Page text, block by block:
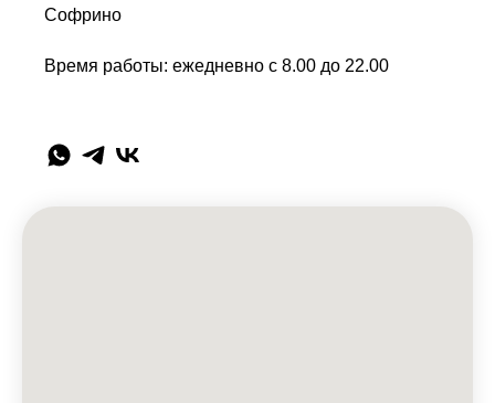
Софрино
Время работы: ежедневно с 8.00 до 22.00